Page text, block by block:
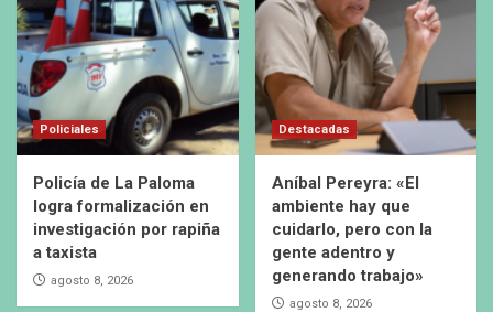
Policiales
Policía de La Paloma
logra formalización en
investigación por rapiña
a taxista
agosto 8, 2026
Destacadas
Aníbal Pereyra: «El
ambiente hay que
cuidarlo, pero con la
gente adentro y
generando trabajo»
agosto 8, 2026